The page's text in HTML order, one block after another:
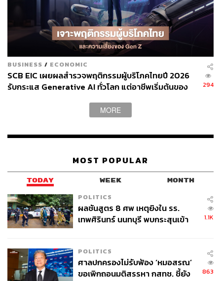
BUSINESS / ECONOMIC
SCB EIC เผยผลสำรวจพฤติกรรมผู้บริโภคไทยปี 2026
รับกระแส Generative AI ทั่วโลก แต่อาชีพเริ่มต้นของ
294
MORE
MOST POPULAR
TODAY WEEK MONTH
POLITICS
ผลชันสูตร 8 ศพ เหตุยิงใน รร.
เทพศิรินทร์ นนทบุรี พบกระสุนเข้า
1.1K
POLITICS
ศาลปกครองไม่รับฟ้อง ‘หมอสรณ’
ขอเพิกถอนมติสรรหา กสทช. ชี้ยัง
863